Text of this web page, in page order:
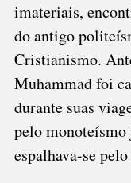
imateriais,
do antigo
Cristianismo.
Muhammad foi
durante suas
pelo monoteísmo
espalhava-se